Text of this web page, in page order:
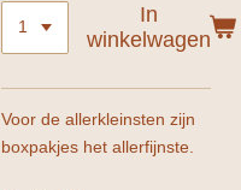
In
winkelwagen
Voor de allerkleinsten zijn
boxpakjes het allerfijnste.